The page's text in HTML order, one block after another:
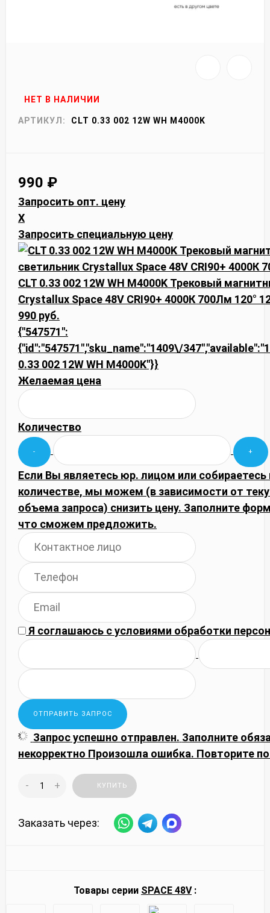
НЕТ В НАЛИЧИИ
АРТИКУЛ: CLT 0.33 002 12W WH M4000K
990 ₽
Запросить опт. цену
X
Запросить специальную цену
CLT 0.33 002 12W WH M4000K Трековый
Crystallux Space 48V CRI90+ 4000К 700Лм 120°
990 руб.
{"547571":
{"id":"547571","sku_name":"1409\/
0.33 002 12W WH M4000K"}}
Желаемая цена
Количество
Если Вы являетесь юр. лицом или
количестве, мы можем (в зависимости от
объема запроса) снизить цену. Заполните
что сможем предложить.
Я соглашаюсь сусловиями обработки
Запрос успешно отправлен. Заполните
некорректно Произошла ошибка. Повторите
- + КУПИТЬ
Заказать через:
Товары серии SPACE 48V: